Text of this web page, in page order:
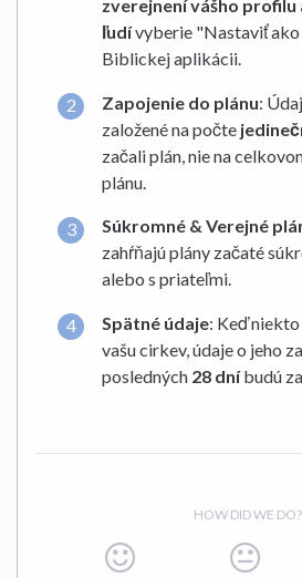
zverejnení vášho profilu
ľudívyberie "Nastaviť
Biblickej aplikácii.
Zapojenie do plánu:
založené na počte
začali plán, nie na
plánu.
Súkromné & Verejné
zahŕňajú plány začaté
alebo s priateľmi.
Spätné údaje: Keď
vašu cirkev, údaje o jeho
posledných 28 dníbudú
HOW DID WE DO?